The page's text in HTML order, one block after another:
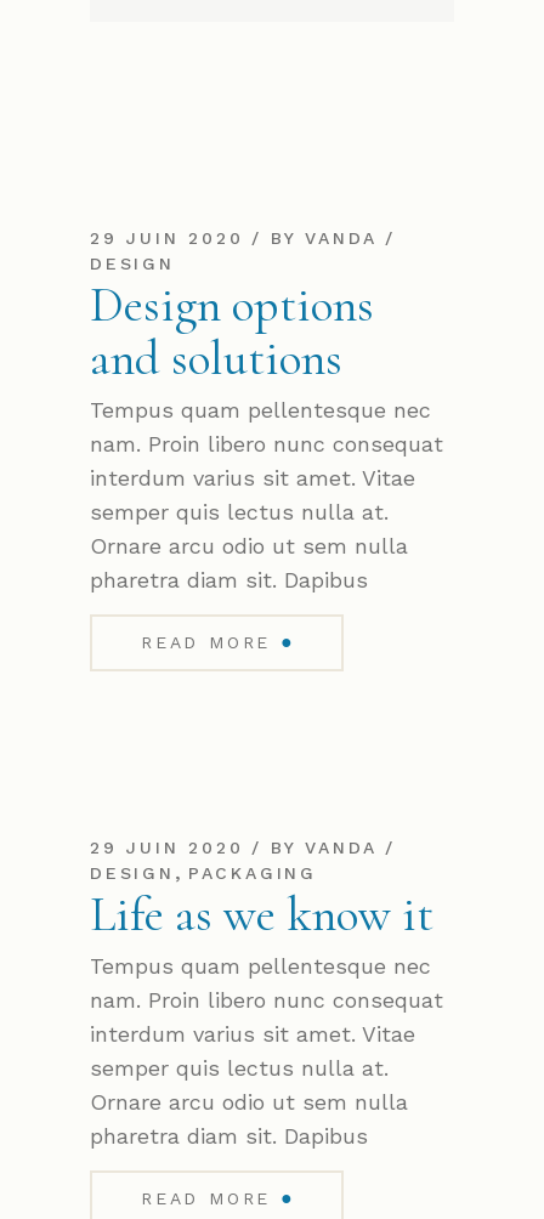
29 JUIN 2020 BY VANDA
DESIGN
Design options
and solutions
Tempus quam pellentesque nec
nam. Proin libero nunc consequat
interdum varius sit amet. Vitae
semper quis lectus nulla at.
Ornare arcu odio ut sem nulla
pharetra diam sit. Dapibus
READ MORE ●
29 JUIN 2020 BY VANDA
DESIGN , PACKAGING
Life as we know it
Tempus quam pellentesque nec
nam. Proin libero nunc consequat
interdum varius sit amet. Vitae
semper quis lectus nulla at.
Ornare arcu odio ut sem nulla
pharetra diam sit. Dapibus
READ MORE ●